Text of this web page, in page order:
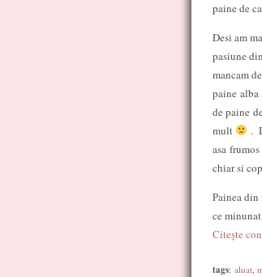
paine de
Desi am
pasiune
mancam
paine alba
de paine
mult
.
asa
chiar si
Painea din
ce
Citește
tags: aluat,